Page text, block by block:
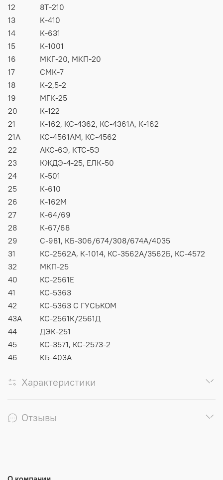
12
8Т-210
13
К-410
14
К-631
15
К-1001
16
МКГ-20, МКП-20
17
СМК-7
18
К-2,5-2
19
МГК-25
20
К-122
21
К-162, КС-4362, КС-4361А, К-162
21А
КС-4561АМ, КС-4562
22
АКС-6Э, КТС-5Э
23
КЖДЭ-4-25, ЕЛК-50
24
К-501
25
К-610
26
К-162М
27
К-64/69
28
К-67/68
29
С-981, КБ-306/674/308/674А/4035
31
КС-2562А, К-1014, КС-3562А/3562Б, КС-4572
32
МКП-25
40
КС-2561Е
41
КС-5363
42
КС-5363 С ГУСЬКОМ
43А
КС-2561К/2561Д
44
ДЭК-251
45
КС-3571, КС-2573-2
46
КБ-403А
Характеристики
Отзывы